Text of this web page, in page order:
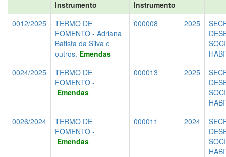
Instrumento
Instrumento
0012/2025
TERMO DE
FOMENTO - Adriana
Batista da Silva e
outros. Emendas
000008 2025
0024/2025
TERMO DE
FOMENTO -
Emendas
000013 2025
0026/2024
TERMO DE
FOMENTO -
Emendas
000011 2024